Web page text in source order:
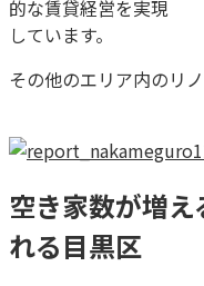
的な賃貸経営を実現
しています。
その他のエリア内のリ
空き家数が増
れる目黒区